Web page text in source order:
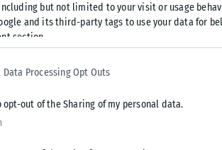
but not limited to your visit or usage
and its third-party tags to use your data for
section.
Data Processing Opt Outs
opt-out of the Sharing of my personal data.
κατά τη
συμβουλίου
δίμηνο προχωρά το «σχέδιο» για τη
και αφού είδαμε βελτίωση σε μεγάλο
είπε ο δήμαρχος.
τις υπηρεσίες του δήμου για την